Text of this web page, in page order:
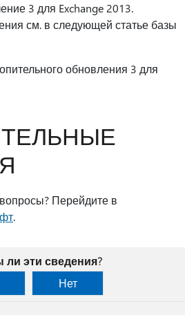
3 для Exchange 2013.
см. в следующей статье базы
обновления 3 для
Перейдите в
.
ли эти сведения?
Нет